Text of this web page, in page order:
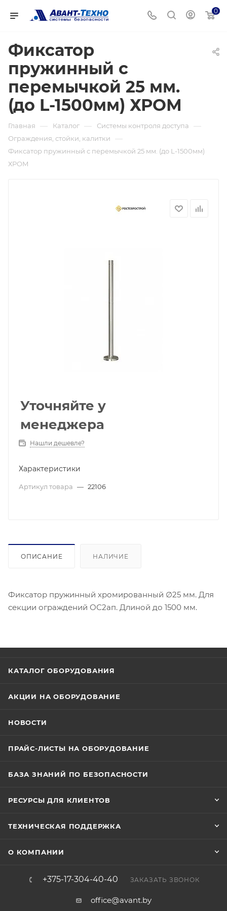
0
Фиксатор
пружинный с
перемычкой 25 мм.
(до L-1500мм) ХРОМ
Главная — Каталог — Системы контроля доступа —
Ограждения, стойки, калитки —
Фиксатор пружинный с перемычкой 25 мм. (до L-1500мм)
ХРОМ
Уточняйте у
менеджера
Нашли дешевле?
Характеристики
Артикул товара — 22106
ОПИСАНИЕ НАЛИЧИЕ
Фиксатор пружинный хромированный ∅25 мм. Для
секции ограждений ОС2ап. Длиной до 1500 мм.
КАТАЛОГ ОБОРУДОВАНИЯ
АКЦИИ НА ОБОРУДОВАНИЕ
НОВОСТИ
ПРАЙС-ЛИСТЫ НА ОБОРУДОВАНИЕ
БАЗА ЗНАНИЙ ПО БЕЗОПАСНОСТИ
РЕСУРСЫ ДЛЯ КЛИЕНТОВ
ТЕХНИЧЕСКАЯ ПОДДЕРЖКА
О КОМПАНИИ
+375-17-304-40-40 ЗАКАЗАТЬ ЗВОНОК
office@avant.by